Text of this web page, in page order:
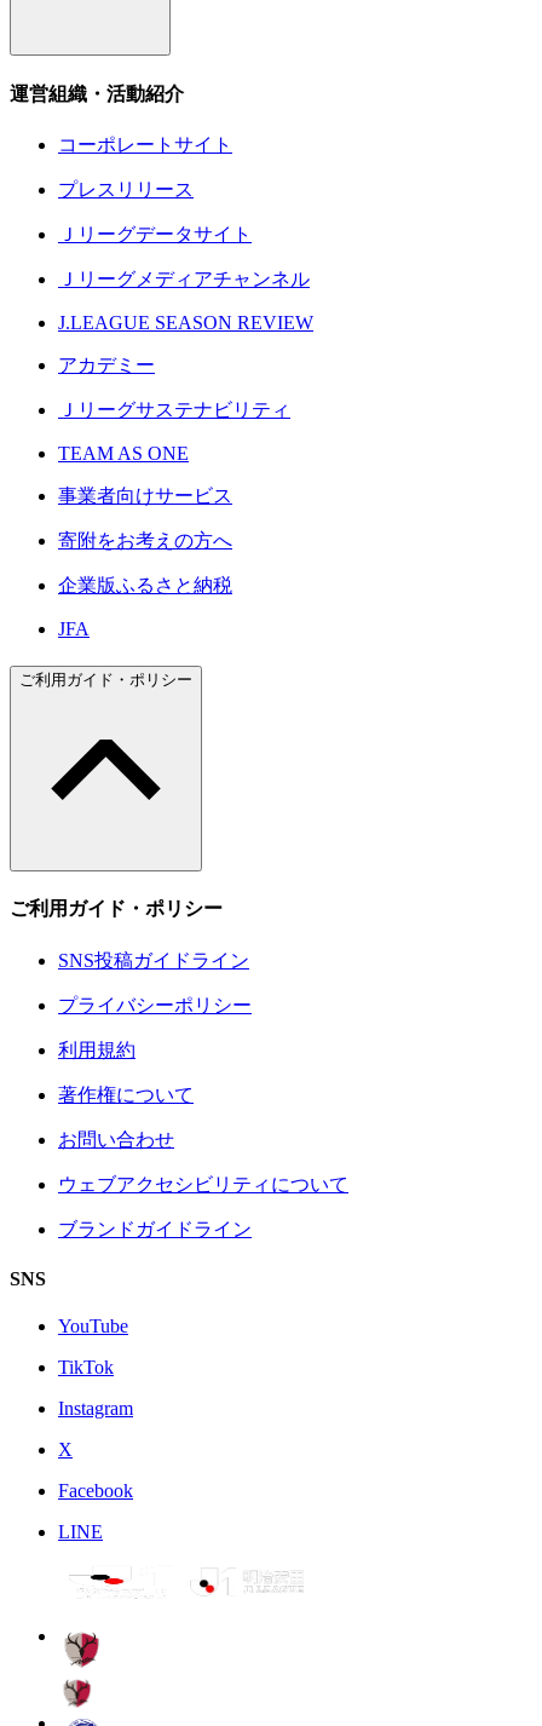
運営組織・活動紹介
コーポレートサイト
プレスリリース
Ｊリーグデータサイト
Ｊリーグメディアチャンネル
J.LEAGUE SEASON REVIEW
アカデミー
Ｊリーグサステナビリティ
TEAM AS ONE
事業者向けサービス
寄附をお考えの方へ
企業版ふるさと納税
JFA
ご利用ガイド・ポリシー
ご利用ガイド・ポリシー
SNS投稿ガイドライン
プライバシーポリシー
利用規約
著作権について
お問い合わせ
ウェブアクセシビリティについて
ブランドガイドライン
SNS
YouTube
TikTok
Instagram
X
Facebook
LINE